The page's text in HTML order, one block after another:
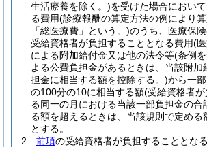
生活療養を除く。)を受けた場合におい
る費用(診療報酬の算定方法の例により
「総医療費」という。)のうち、医療保
受給資格者が負担することとなる費用(
による附加給付金又は他の法令等(条例
よる公費負担金があるときは、当該附加
担金に相当する額を控除する。)から一
の100分の10に相当する額(受給資格者
る同一の月における当該一部負担金の合
る額を超えるときは、当該規則で定める
とする。
2
前項の受給資格者が負担することとな